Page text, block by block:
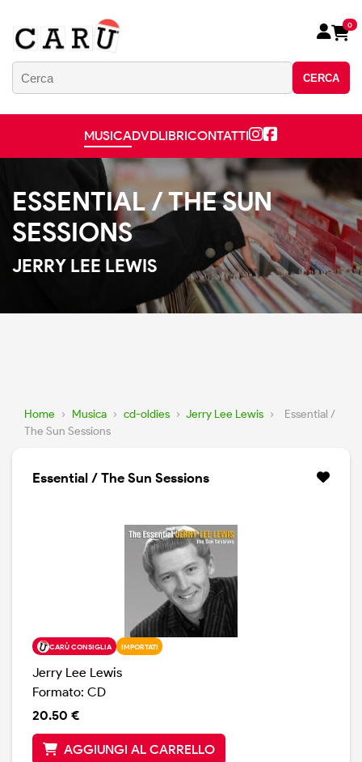
CERCA
0
MUSICADVDLIBRICONTATTI
ESSENTIAL / THE SUN
SESSIONS
JERRY LEE LEWIS
Home › Musica › cd-oldies › Jerry Lee Lewis ›
Essential /
The Sun Sessions
Essential / The Sun Sessions
CARÙ CONSIGLIA IMPORTATI
Jerry Lee Lewis
Formato: CD
20.50 €
AGGIUNGI AL CARRELLO